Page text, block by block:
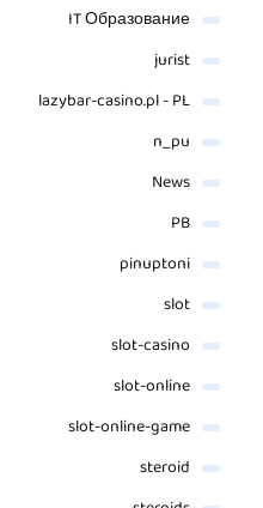
IT Образование
jurist
lazybar-casino.pl - PL
n_pu
News
PB
pinuptoni
slot
slot-casino
slot-online
slot-online-game
steroid